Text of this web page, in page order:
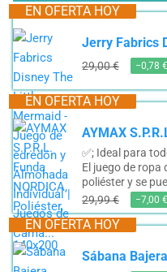
EN OFERTA HOY
29,00 € −0,78 €
EN OFERTA HOY
✅; Ideal para
El juego de ropa
poliéster y se
29,99 €
−7,00 €
EN OFERTA HOY